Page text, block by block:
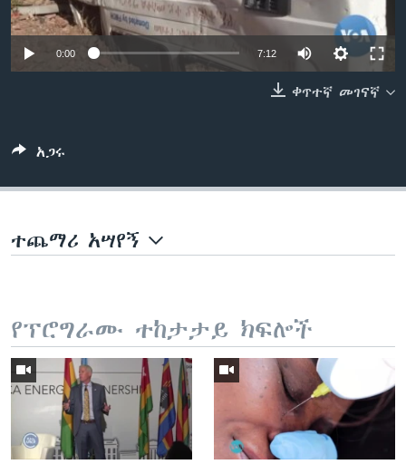
0:00 7:12
ቀጥተኛ መገናኛ
አጋሩ
ተጨማሪ አሣየኝ
የፕሮግራሙ ተከታታይ ክፍሎች